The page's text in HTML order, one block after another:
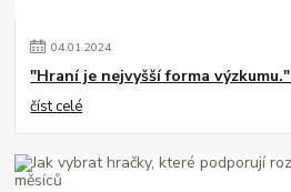
04.01.2024
"Hraní je nejvyšší forma
číst celé